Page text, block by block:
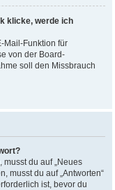
klicke, werde ich
Mail-Funktion für
von der Board-
soll den Missbrauch
du auf „Neues
musst du auf „Antworten“
ist, bevor du